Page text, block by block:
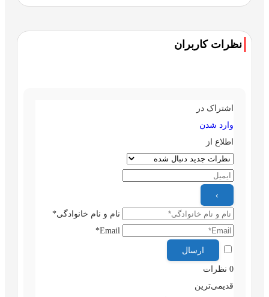
نظرات کاربران
اشتراک در
وارد شدن
اطلاع از
نام و نام خانوادگی*
Email*
0 نظرات
قدیمی‌ترین